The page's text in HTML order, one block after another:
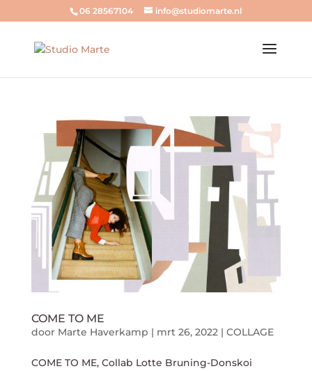
06 28567104 info@studiomarte.nl
COME TO ME
door Marte Haverkamp | mrt 26, 2022| COLLAGE
COME TO ME, Collab Lotte Bruning-Donskoi